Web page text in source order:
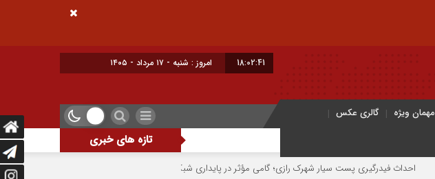
18:02:42 امروز : شنبه - ۱۷ مرداد - ۱۴۰۵
مهمان ویژه
گالری عکس
تازه های خبری
پست سیار شهرک رازی؛ گامی مؤثر در پایداری شبکه برق شهرضا حسین نوری دونده شهرضایی بر سکوی سوم جام